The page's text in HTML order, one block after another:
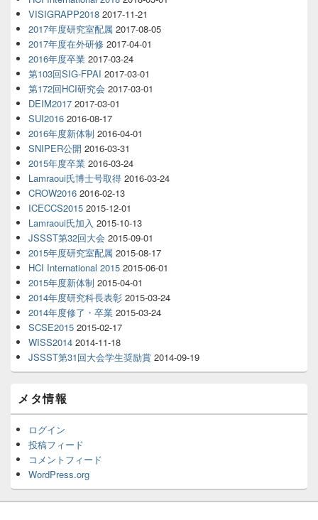
VISIGRAPP2018 2017-11-21
2017年度研究室配属 2017-08-05
2017年度在外研修 2017-04-01
2016年度卒業 2017-03-24
第103回SIG-FPAI 2017-03-01
第172回HCI研究会 2017-03-01
DEIM2017 2017-03-01
SUI2016 2016-08-17
2016年度新体制 2016-04-01
SNIPER公開 2016-03-31
2015年度卒業 2016-03-24
Lamraoui氏博士号取得 2016-03-24
CROW2016 2016-02-13
ICECCS2015 2015-12-01
Lamraoui氏加入 2015-10-13
JSSST第32回大会 2015-09-01
2015年度研究室配属 2015-08-17
HCI International 2015 2015-06-01
2015年度新体制 2015-04-01
2014年度研究科長表彰 2015-03-24
2014年度修了・卒業 2015-03-24
SCSE2015 2015-02-17
WISS2014 2014-11-18
JSSST第31回大会学生奨励賞 2014-09-19
メタ情報
ログイン
投稿フィード
コメントフィード
WordPress.org